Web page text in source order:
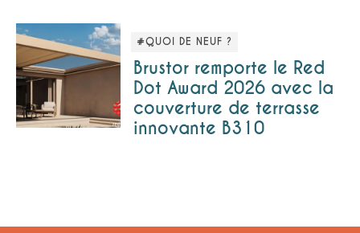
#QUOI DE NEUF ?
Brustor remporte le Red
Dot Award 2026 avec la
couverture de terrasse
innovante B310